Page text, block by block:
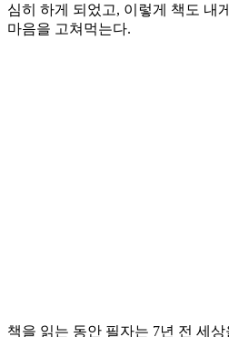
심히 하게 되었고, 이렇게 책도 내
마음을 고쳐먹는다.
책을 읽는 동안 필자는 7년 전 세